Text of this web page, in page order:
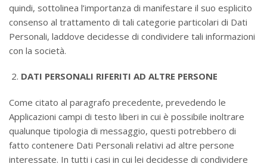
quindi, sottolinea l’importanza di manifestare il suo esplicito
consenso al trattamento di tali categorie particolari di Dati
Personali, laddove decidesse di condividere tali informazioni
con la società.
DATI PERSONALI RIFERITI AD ALTRE PERSONE
Come citato al paragrafo precedente, prevedendo le
Applicazioni campi di testo liberi in cui è possibile inoltrare
qualunque tipologia di messaggio, questi potrebbero di
fatto contenere Dati Personali relativi ad altre persone
interessate. In tutti i casi in cui lei decidesse di condividere